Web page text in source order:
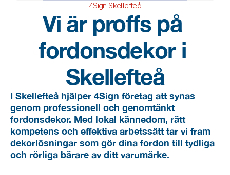
4Sign Skellefteå
Vi är proffs på
fordonsdekor i
Skellefteå
I Skellefteå hjälper 4Sign företag att synas
genom professionell och genomtänkt
fordonsdekor. Med lokal kännedom, rätt
kompetens och effektiva arbetssätt tar vi fram
dekorlösningar som gör dina fordon till tydliga
och rörliga bärare av ditt varumärke.